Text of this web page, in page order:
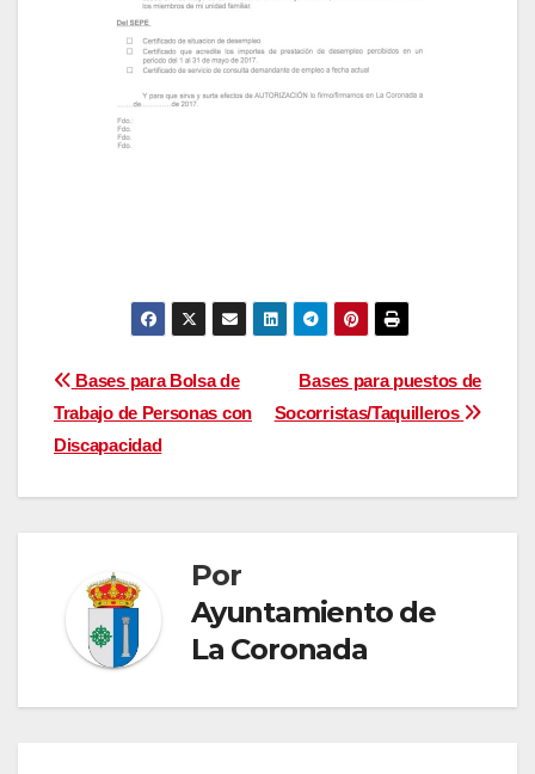
Navegación
de
entradas
Bases para puestos de
Socorristas/Taquilleros
Bases para Bolsa de
Trabajo de Personas con
Discapacidad
Por
Ayuntamiento de
La Coronada